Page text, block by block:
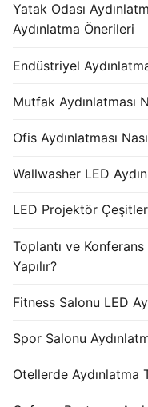
Yatak Odası
Aydınlatma Önerileri
Endüstriyel
Mutfak Aydınlatması
Ofis Aydınlatması
Wallwasher LED
LED Projektör
Toplantı ve Konferans
Yapılır?
Fitness Salonu LED
Spor Salonu
Otellerde Aydınlatma